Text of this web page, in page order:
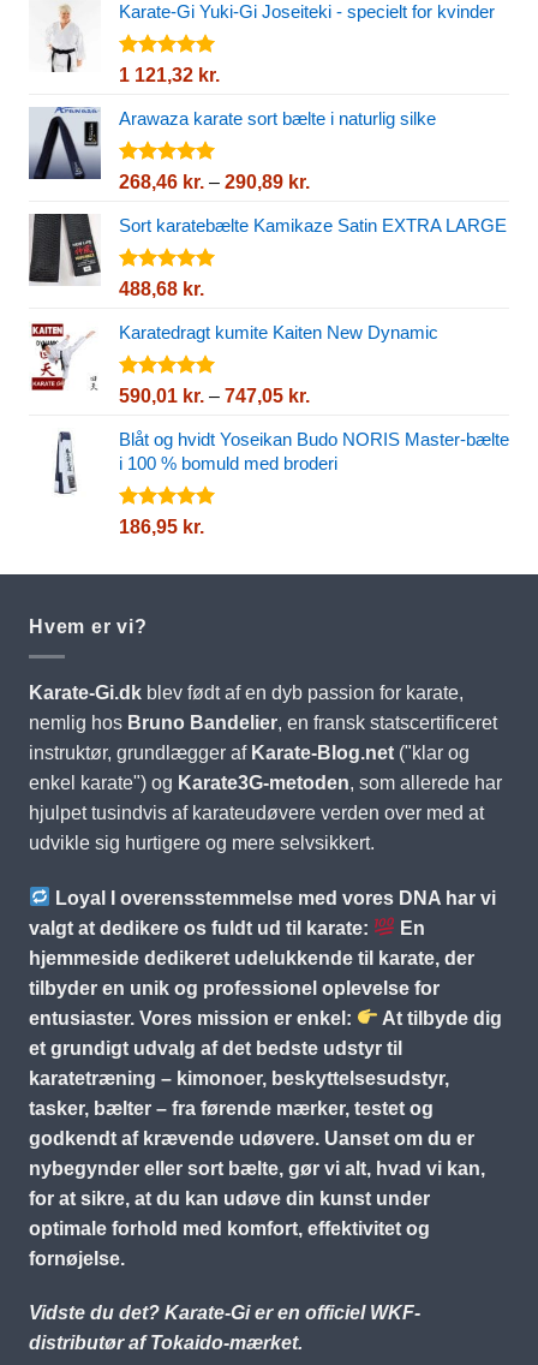
Karate-Gi Yuki-Gi Joseiteki - specielt for kvinder
Vurderet
5
1 121,32 kr.
Arawaza karate sort bælte i naturlig silke
Vurderet
5
268,46 kr. – 290,89 kr.
til
Sort karatebælte Kamikaze Satin EXTRA LARGE
Vurderet
5
488,68 kr.
Karatedragt kumite Kaiten New Dynamic
Vurderet
5
590,01 kr. – 747,05 kr.
til
747,05 kr.
Blåt og hvidt Yoseikan Budo NORIS Master-bælte
i 100 % bomuld med broderi
Vurderet
186,95 kr.
Hvem er vi?
Karate-Gi.dkblev født af en dyb passion for karate,
nemlig hos Bruno Bandelier, en fransk statscertificeret
instruktør, grundlægger af Karate-Blog.net("klar og
enkel karate") og Karate3G-metoden, som allerede har
hjulpet tusindvis af karateudøvere verden over med at
udvikle sig hurtigere og mere selvsikkert.
Loyal I overensstemmelse med vores DNA har vi
valgt at dedikere os fuldt ud til karate:
En
hjemmeside dedikeret udelukkende til karate, der
tilbyder en unik og professionel oplevelse for
entusiaster. Vores mission er enkel:
At tilbyde dig
et grundigt udvalg af det bedste udstyr til
karatetræning – kimonoer, beskyttelsesudstyr,
tasker, bælter – fra førende mærker, testet og
godkendt af krævende udøvere. Uanset om du er
nybegynder eller sort bælte, gør vi alt, hvad vi kan,
for at sikre, at du kan udøve din kunst under
optimale forhold med komfort, effektivitet og
fornøjelse.
Vidste du det? Karate-Gi er en officiel WKF-
distributør af Tokaido-mærket.